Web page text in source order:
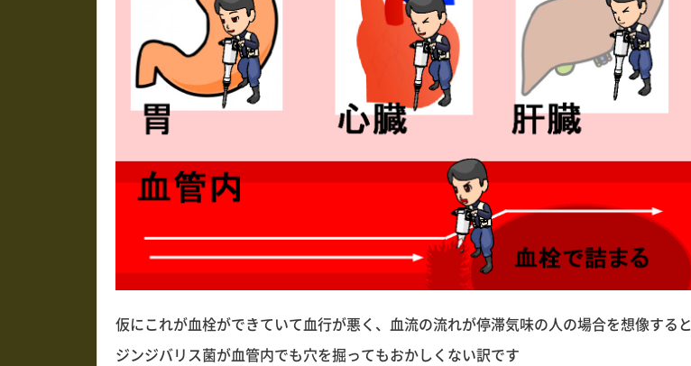
仮にこれが血栓ができていて血行が悪く、血流の流れが停滞気味の人の場合を想像すると
ジンジバリス菌が血管内でも穴を掘ってもおかしくない訳です